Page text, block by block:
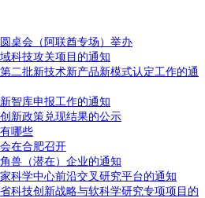
桌会（阿联酋专场）举办
科技攻关项目的通知
二批新技术新产品新模式认定工作的通
智库申报工作的通知
新政策兑现结果的公示
哪些
在合肥召开
兽（潜在）企业的通知
科学中心前沿交叉研究平台的通知
科技创新战略与软科学研究专项项目的